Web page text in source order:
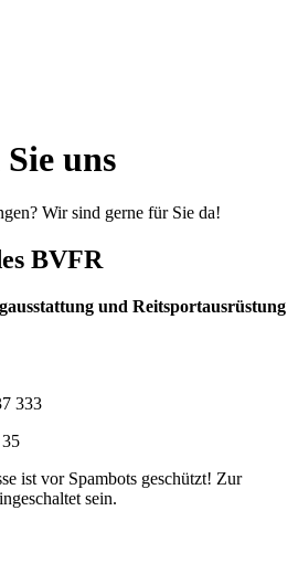
uns
Wir sind gerne für Sie da!
BVFR
und Reitsportausrüstung
333
ist vor Spambots geschützt! Zur
sein.